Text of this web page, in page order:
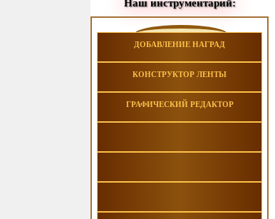
Наш инструментарий:
ДОБАВЛЕНИЕ НАГРАД
КОНСТРУКТОР ЛЕНТЫ
ГРАФИЧЕСКИЙ РЕДАКТОР